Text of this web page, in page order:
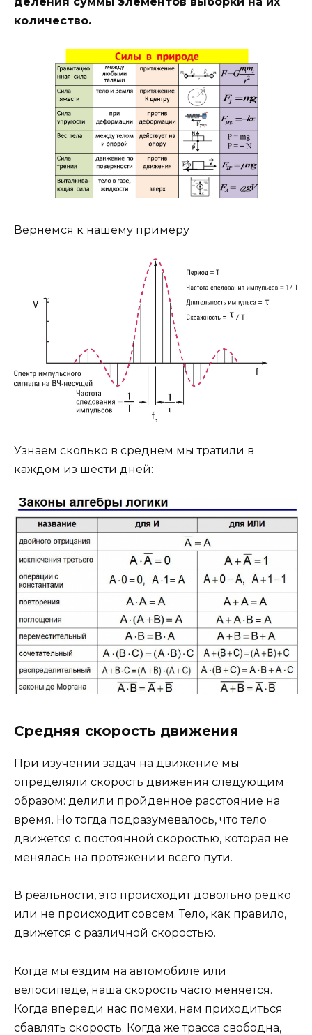
количество.
Вернемся к нашему примеру
Узнаем сколько в среднем мы тратили в
каждом из шести дней:
Средняя скорость движения
При изучении задач на движение мы
определяли скорость движения следующим
образом: делили пройденное расстояние на
время. Но тогда подразумевалось, что тело
движется с постоянной скоростью, которая не
менялась на протяжении всего пути.
В реальности, это происходит довольно редко
или не происходит совсем. Тело, как правило,
движется с различной скоростью.
Когда мы ездим на автомобиле или
велосипеде, наша скорость часто меняется.
Когда впереди нас помехи, нам приходиться
сбавлять скорость. Когда же трасса свободна,